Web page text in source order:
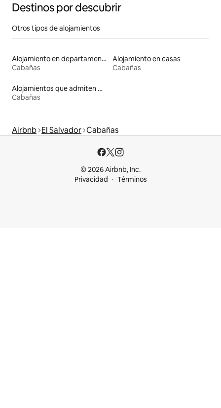
Destinos por descubrir
Otros tipos de alojamientos
Alojamiento en departamentos
Cabañas
Alojamiento en casas
Cabañas
Alojamientos que admiten mascotas
Cabañas
Airbnb El Salvador Cabañas
© 2026 Airbnb, Inc.
Privacidad
Términos